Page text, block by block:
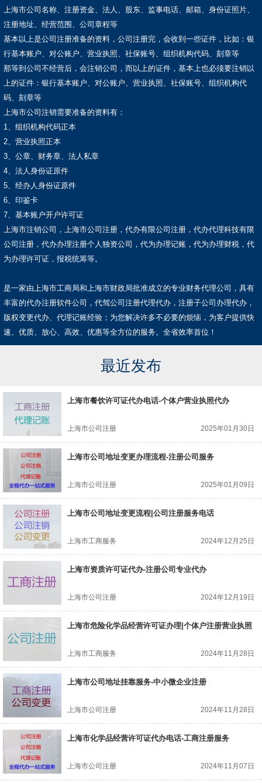
上海市公司名称、注册资金、法人、股东、监事电话、邮箱、身份证照片、
注册地址、经营范围、公司章程等
基本以上是公司注册准备的资料，公司注册完，会收到一些证件，比如：银
行基本账户、对公账户、营业执照、社保账号、组织机构代码、刻章等
那等到公司不经营后，会注销公司，而以上的证件，基本上也必须要注销以
上的证件：银行基本账户、对公账户、营业执照、社保账号、组织机构代
码、刻章等
上海市公司注销需要准备的资料有：
1、组织机构代码正本
2、营业执照正本
3、公章、财务章、法人私章
4、法人身份证原件
5、经办人身份证原件
6、印鉴卡
7、基本账户开户许可证
上海市注销公司，上海市公司注册，代办有限公司注册，代办代理科技有限
公司注册，代办办理注册个人独资公司，代为办理记账，代为办理财税，代
为办理许可证，报税统筹等。
是一家由上海市工商局和上海市财政局批准成立的专业财务代理公司，具有
丰富的代办注册软件公司，代驾公司注册代理代办，注册子公司办理代办，
版权变更代办、代理记账经验；为您解决许多不必要的烦恼，为客户提供快
速、优质、放心、高效、优惠等全方位的服务。全省效率首位！
最近发布
上海市餐饮许可证代办电话-个体户营业执照代办
上海市公司注册 2025年01月30日
上海市公司地址变更办理流程-注册公司服务
上海市公司注册 2025年01月09日
上海市公司地址变更流程|公司注册服务电话
上海市工商服务 2024年12月25日
上海市资质许可证代办-注册公司专业代办
上海市公司注册 2024年12月19日
上海市危险化学品经营许可证办理|个体户注册营业执照
上海市工商服务 2024年11月28日
上海市公司地址挂靠服务-中小微企业注册
上海市公司注册 2024年11月28日
上海市化学品经营许可证代办电话-工商注册服务
上海市公司注册 2024年11月07日